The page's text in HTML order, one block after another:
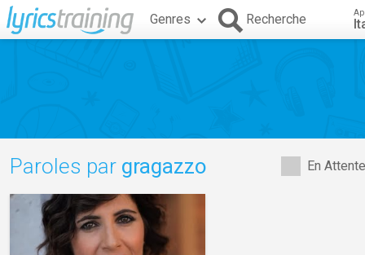
Genres Recherche
En
Paroles par gragazzo